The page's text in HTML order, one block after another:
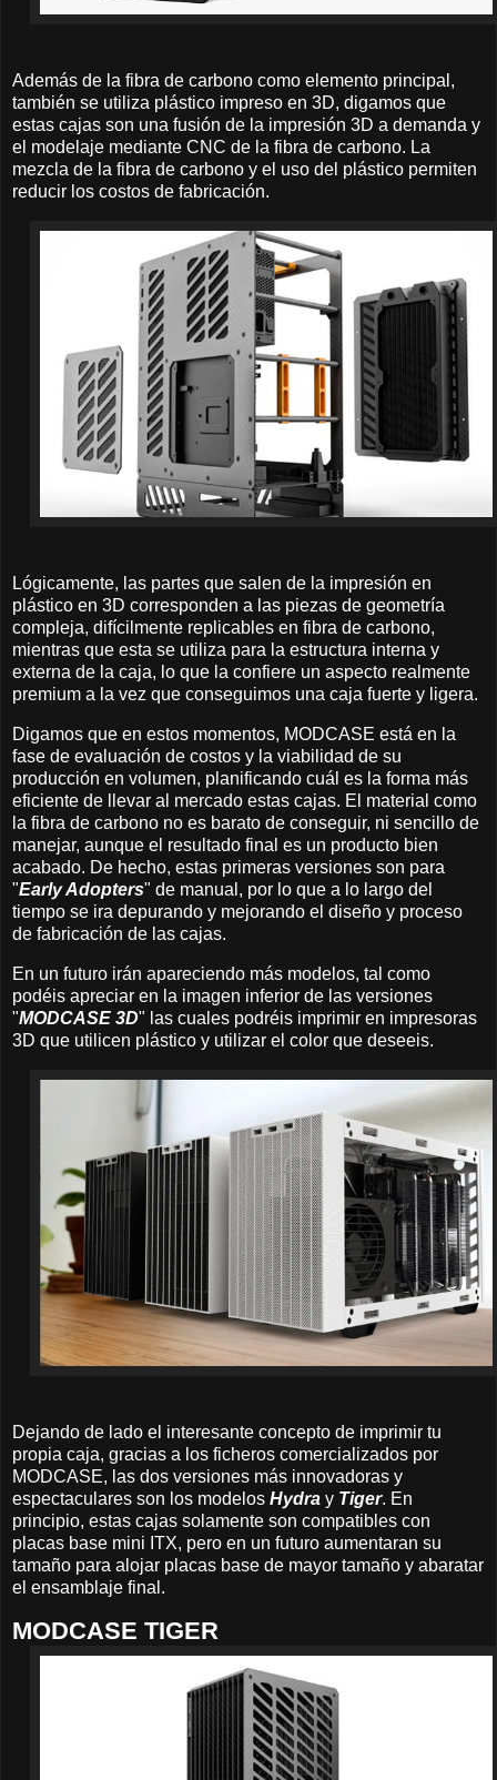
Además de la fibra de carbono como elemento principal,
también se utiliza plástico impreso en 3D, digamos que
estas cajas son una fusión de la impresión 3D a demanda y
el modelaje mediante CNC de la fibra de carbono. La
mezcla de la fibra de carbono y el uso del plástico permiten
reducir los costos de fabricación.
Lógicamente, las partes que salen de la impresión en
plástico en 3D corresponden a las piezas de geometría
compleja, difícilmente replicables en fibra de carbono,
mientras que esta se utiliza para la estructura interna y
externa de la caja, lo que la confiere un aspecto realmente
premium a la vez que conseguimos una caja fuerte y ligera.
Digamos que en estos momentos, MODCASE está en la
fase de evaluación de costos y la viabilidad de su
producción en volumen, planificando cuál es la forma más
eficiente de llevar al mercado estas cajas. El material como
la fibra de carbono no es barato de conseguir, ni sencillo de
manejar, aunque el resultado final es un producto bien
acabado. De hecho, estas primeras versiones son para
"Early Adopters" de manual, por lo que a lo largo del
tiempo se ira depurando y mejorando el diseño y proceso
de fabricación de las cajas.
En un futuro irán apareciendo más modelos, tal como
podéis apreciar en la imagen inferior de las versiones
"MODCASE 3D" las cuales podréis imprimir en impresoras
3D que utilicen plástico y utilizar el color que deseeis.
Dejando de lado el interesante concepto de imprimir tu
propia caja, gracias a los ficheros comercializados por
MODCASE, las dos versiones más innovadoras y
espectaculares son los modelos Hydra y Tiger. En
principio, estas cajas solamente son compatibles con
placas base mini ITX, pero en un futuro aumentaran su
tamaño para alojar placas base de mayor tamaño y abaratar
el ensamblaje final.
MODCASE TIGER